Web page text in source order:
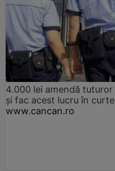
4.000 lei amendă
și fac acest lucru în
www.cancan.ro